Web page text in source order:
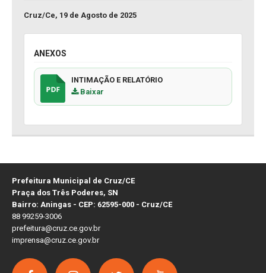
Cruz/Ce, 19 de Agosto de 2025
ANEXOS
INTIMAÇÃO E RELATÓRIO
Baixar
Prefeitura Municipal de Cruz/CE
Praça dos Três Poderes, SN
Bairro: Aningas - CEP: 62595-000 - Cruz/CE
88 99259-3006
prefeitura@cruz.ce.gov.br
imprensa@cruz.ce.gov.br